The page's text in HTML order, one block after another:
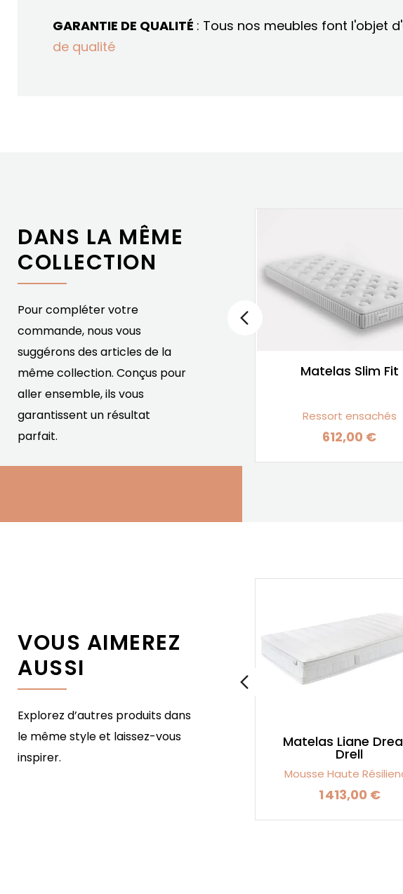
GARANTIE DE QUALITÉ : Tous nos meubles font l'objet
de qualité
DANS LA MÊME
COLLECTION
Pour compléter votre
commande, nous vous
suggérons des articles de la
même collection. Conçus pour
aller ensemble, ils vous
garantissent un résultat
parfait.
Matelas Liane Dream
Mousse Haute Résilience
Matelas Slim Fit
Ressort ensachés
Prix
612,00 €
VOUS AIMEREZ
AUSSI
Explorez d’autres produits dans
le même style et laissez-vous
inspirer.
Matelas Novo Matelas Liane
Drell
Mousse Haute
Prix
1 413,00 €